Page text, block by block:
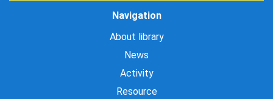
Navigation
About library
News
Activity
Resource